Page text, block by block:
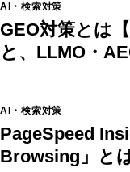
AI・検索対策
GEO対策とは
と、LLMO・
AI・検索対策
PageSpeed
Browsing」と